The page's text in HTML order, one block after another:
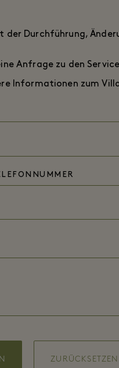
der Durchführung,
Anfrage zu den
Informationen zum
ZURÜCKSETZEN